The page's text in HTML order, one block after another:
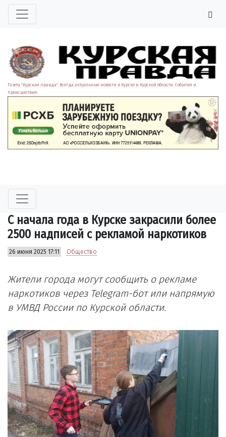
Газета "Курская правда". Всегда актуальные новости в Курске и Курской области. События и
происшествия.
С начала года в Курске закрасили более
2500 надписей с рекламой наркотиков
26 июня 2025 17:11 Общество
Жители города могут сообщить о рекламе
наркотиков через Telegram-бот или напрямую
в УМВД России по Курской области.